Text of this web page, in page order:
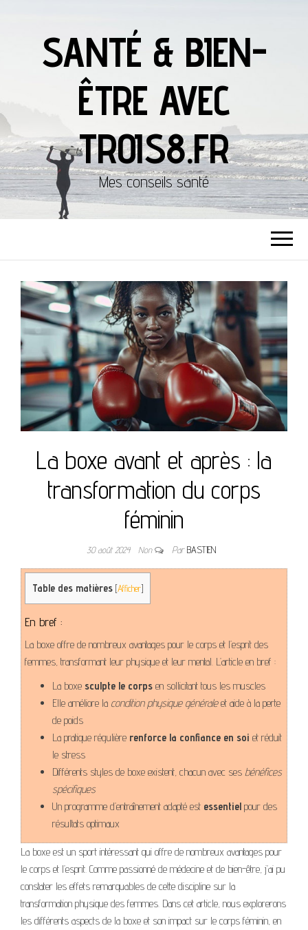
SANTÉ & BIEN-
ÊTRE AVEC
TROIS8.FR
Mes conseils santé
La boxe avant et après : la
transformation du corps
féminin
30 août 2024 Non ParBASTIEN
Table des matières [Afficher]
En bref :
La boxe offre de nombreux avantages pour le corps et l’esprit des
femmes, transformant leur physique et leur mental. L’article en bref :
La boxe sculpte le corps en sollicitant tous les muscles
Elle améliore la condition physique généraleet aide à la perte
de poids
La pratique régulière renforce la confiance en soi et réduit
le stress
Différents styles de boxe existent, chacun avec ses bénéfices
spécifiques
Un programme d’entraînement adapté est essentiel pour des
résultats optimaux
La boxe est un sport intéressant qui offre de nombreux avantages pour
le corps et l’esprit. Comme passionné de médecine et de bien-être, j’ai pu
constater les effets remarquables de cette discipline sur la
transformation physique des femmes. Dans cet article, nous explorerons
les différents aspects de la boxe et son impact sur le corps féminin, en